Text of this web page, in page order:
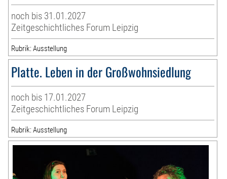
noch bis 31.01.2027
Zeitgeschichtliches Forum Leipzig
Rubrik: Ausstellung
Platte. Leben in der Großwohnsiedlung
noch bis 17.01.2027
Zeitgeschichtliches Forum Leipzig
Rubrik: Ausstellung